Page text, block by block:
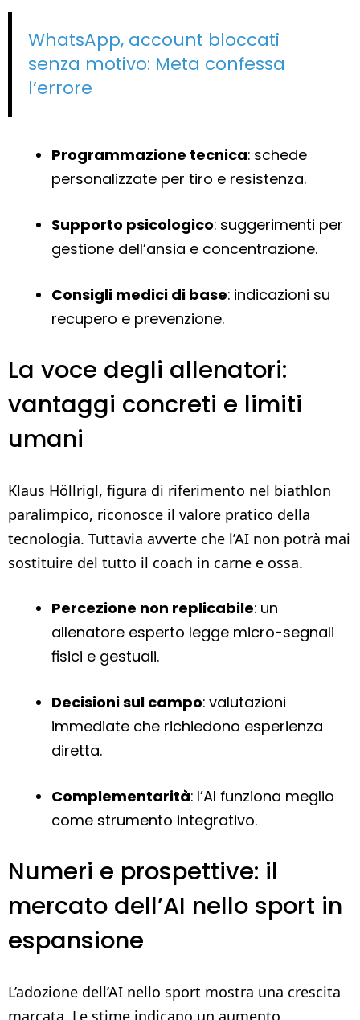
WhatsApp, account bloccati
senza motivo: Meta confessa
l’errore
Programmazione tecnica: schede
personalizzate per tiro e resistenza.
Supporto psicologico: suggerimenti per
gestione dell’ansia e concentrazione.
Consigli medici di base: indicazioni su
recupero e prevenzione.
La voce degli allenatori:
vantaggi concreti e limiti
umani
Klaus Höllrigl, figura di riferimento nel biathlon
paralimpico, riconosce il valore pratico della
tecnologia. Tuttavia avverte che l’AI non potrà mai
sostituire del tutto il coach in carne e ossa.
Percezione non replicabile: un
allenatore esperto legge micro-segnali
fisici e gestuali.
Decisioni sul campo: valutazioni
immediate che richiedono esperienza
diretta.
Complementarità: l’AI funziona meglio
come strumento integrativo.
Numeri e prospettive: il
mercato dell’AI nello sport in
espansione
L’adozione dell’AI nello sport mostra una crescita
marcata. Le stime indicano un aumento